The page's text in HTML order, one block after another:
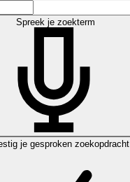
Spreek je zoekterm
je gesproken zoekopdracht